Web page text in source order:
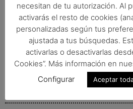
necesitan de tu autorización. Al
activarás el resto de cookies
personalizadas según tus
ajustada a tus búsquedas.
activarlas o desactivarlas
Cookies”. Más información en
Configurar
Aceptar